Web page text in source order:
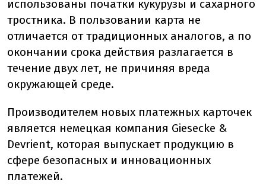
использованы початки кукурузы и сахарного
тростника. В пользовании карта не
отличается от традиционных аналогов, а по
окончании срока действия разлагается в
течение двух лет, не причиняя вреда
окружающей среде.
Производителем новых платежных карточек
является немецкая компания Giesecke &
Devrient, которая выпускает продукцию в
сфере безопасных и инновационных
платежей.